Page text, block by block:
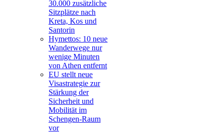
30.000 zusätzliche
Sitzplätze nach
Kreta, Kos und
Santorin
Hymettos: 10 neue
Wanderwege nur
wenige Minuten
von Athen entfernt
EU stellt neue
Visastrategie zur
Stärkung der
Sicherheit und
Mobilität im
Schengen-Raum
vor